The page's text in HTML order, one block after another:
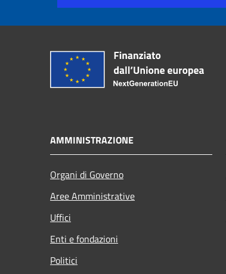
AMMINISTRAZIONE
Organi di Governo
Aree Amministrative
Uffici
Enti e fondazioni
Politici